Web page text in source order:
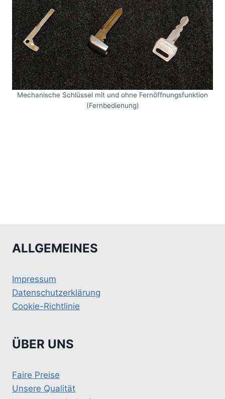
Mechanische Schlüssel mit und ohne Fernöffnungsfunktion
(Fernbedienung)
ALLGEMEINES
Impressum
Datenschutzerklärung
Cookie-Richtlinie
ÜBER UNS
Faire Preise
Unsere Qualität